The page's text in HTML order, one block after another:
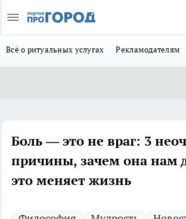
Всё о ритуальных услугах Рекламодателям
Боль — это не враг: 3
причины, зачем она нам
это меняет жизнь